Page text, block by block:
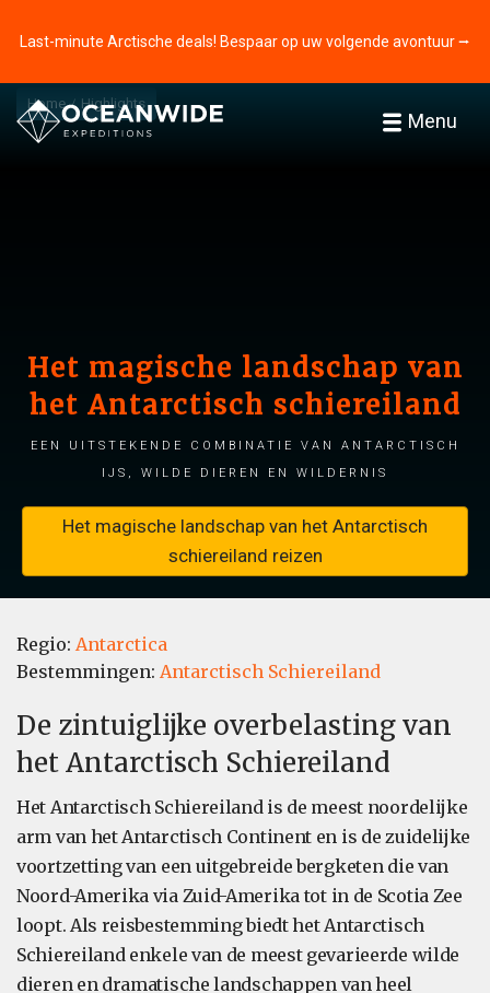
Last-minute Arctische deals! Bespaar op uw volgende avontuur ⭢
Menu
Home Highlights
Het magische landschap van
het Antarctisch schiereiland
Een uitstekende combinatie van Antarctisch
ijs, wilde dieren en wildernis
Het magische landschap van het Antarctisch
schiereiland reizen
Regio: Antarctica
Bestemmingen: Antarctisch Schiereiland
De zintuiglijke overbelasting van
het Antarctisch Schiereiland
Het Antarctisch Schiereiland is de meest noordelijke
arm van het Antarctisch Continent en is de zuidelijke
voortzetting van een uitgebreide bergketen die van
Noord-Amerika via Zuid-Amerika tot in de Scotia Zee
loopt. Als reisbestemming biedt het Antarctisch
Schiereiland enkele van de meest gevarieerde wilde
dieren en dramatische landschappen van heel